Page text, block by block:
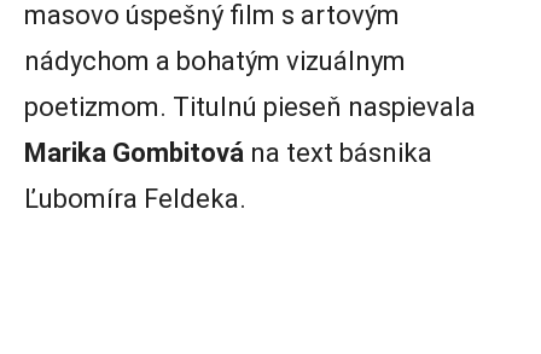
masovo úspešný film s artovým
nádychom a bohatým vizuálnym
poetizmom. Titulnú pieseň naspievala
Marika Gombitová na text básnika
Ľubomíra Feldeka.